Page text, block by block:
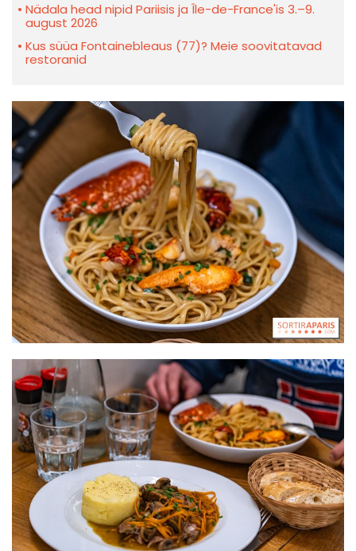
Nädala head nipid Pariisis ja Île-de-France'is 3.–9.
august 2026
Kus süüa Fontainebleaus (77)? Meie soovitatavad
restoranid